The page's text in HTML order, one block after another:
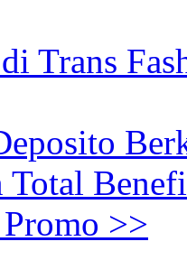
Trans
Total
>>